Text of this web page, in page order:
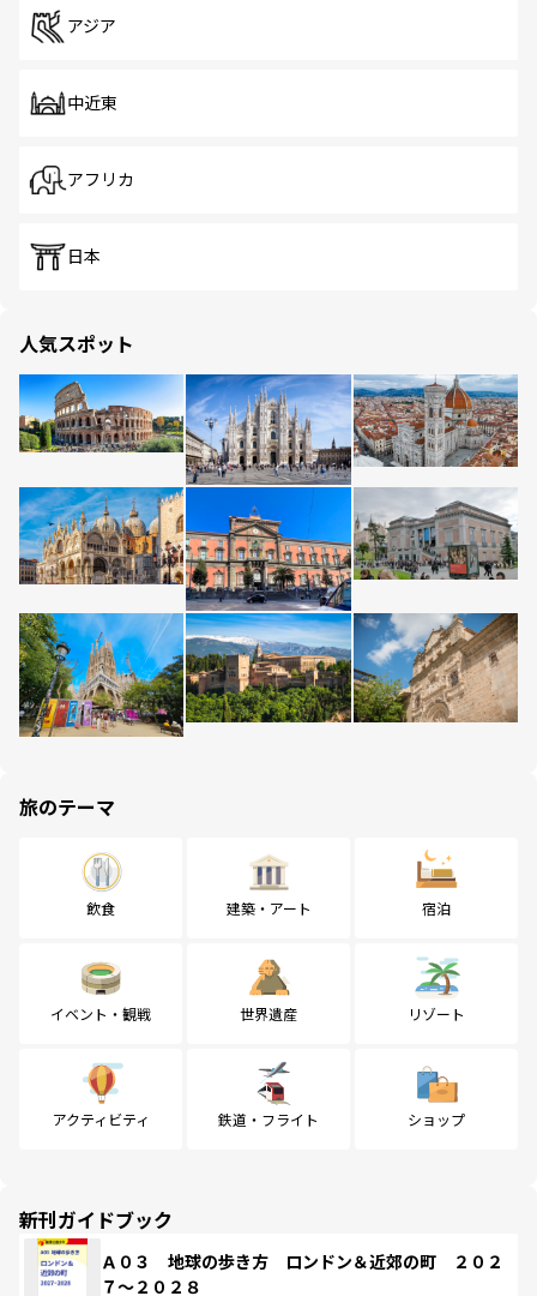
アジア
中近東
アフリカ
日本
人気スポット
旅のテーマ
飲食 建築・アート 宿泊
イベント・観戦 世界遺産 リゾート
アクティビティ 鉄道・フライト ショップ
新刊ガイドブック
Ａ０３ 地球の歩き方 ロンドン＆近郊の町 ２０２
７～２０２８